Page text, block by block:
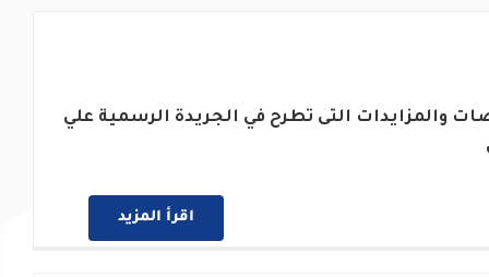
والمزايدات التى تطرح في الجريدة الرسمية علي
اقرأ المزيد